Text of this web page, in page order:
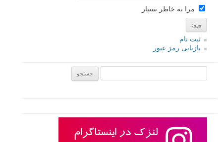
مرا به خاطر بسپار
ثبت نام
بازیابی رمز عبور